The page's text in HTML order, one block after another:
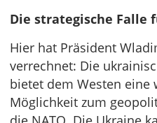
Die strategische Falle
Hier hat Präsident
verrechnet: Die
bietet dem Westen eine
Möglichkeit zum